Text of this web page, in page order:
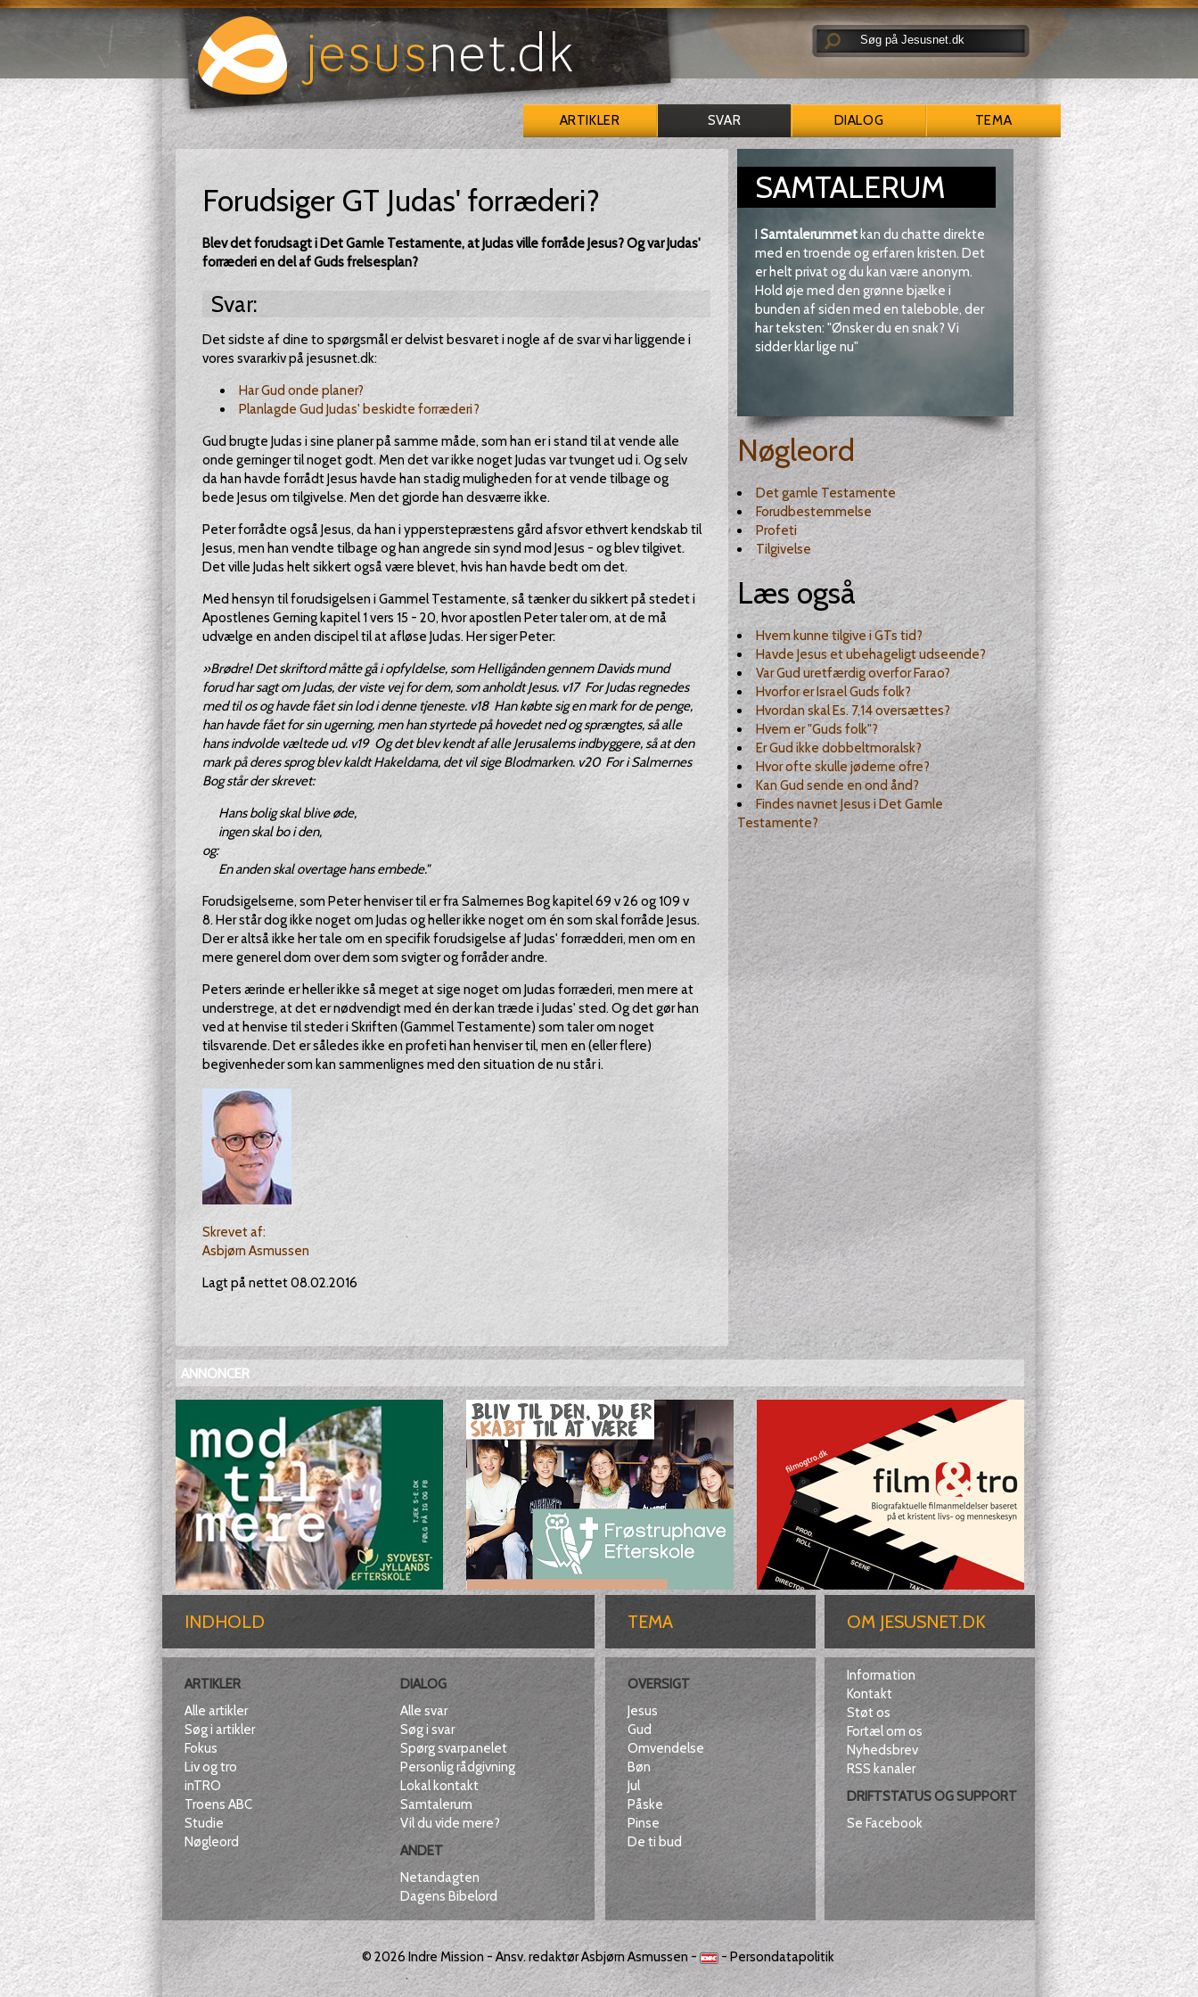
ARTIKLER SVAR DIALOG TEMA
Forudsiger GT Judas' forræderi?
Blev det forudsagt i Det Gamle Testamente, at Judas ville forråde Jesus? Og var Judas'
forræderi en del af Guds frelsesplan?
Svar:
Det sidste af dine to spørgsmål er delvist besvaret i nogle af de svar vi har liggende i
vores svararkiv på jesusnet.dk:
Har Gud onde planer?
Planlagde Gud Judas' beskidte forræderi?
Gud brugte Judas i sine planer på samme måde, som han er i stand til at vende alle
onde gerninger til noget godt. Men det var ikke noget Judas var tvunget ud i. Og selv
da han havde forrådt Jesus havde han stadig muligheden for at vende tilbage og
bede Jesus om tilgivelse. Men det gjorde han desværre ikke.
Peter forrådte også Jesus, da han i ypperstepræstens gård afsvor ethvert kendskab til
Jesus, men han vendte tilbage og han angrede sin synd mod Jesus - og blev tilgivet.
Det ville Judas helt sikkert også være blevet, hvis han havde bedt om det.
Med hensyn til forudsigelsen i Gammel Testamente, så tænker du sikkert på stedet i
Apostlenes Gerning kapitel 1 vers 15 - 20, hvor apostlen Peter taler om, at de må
udvælge en anden discipel til at afløse Judas. Her siger Peter:
»Brødre! Det skriftord måtte gå i opfyldelse, som Helligånden gennem Davids mund
forud har sagt om Judas, der viste vej for dem, som anholdt Jesus. v17 For Judas regnedes
med til os og havde fået sin lod i denne tjeneste. v18 Han købte sig en mark for de penge,
han havde fået for sin ugerning, men han styrtede på hovedet ned og sprængtes, så alle
hans indvolde væltede ud. v19 Og det blev kendt af alle Jerusalems indbyggere, så at den
mark på deres sprog blev kaldt Hakeldama, det vil sige Blodmarken. v20 For i Salmernes
Bog står der skrevet:
Hans bolig skal blive øde,
ingen skal bo i den,
og:
En anden skal overtage hans embede."
Forudsigelserne, som Peter henviser til er fra Salmernes Bog kapitel 69 v 26 og 109 v
8. Her står dog ikke noget om Judas og heller ikke noget om én som skal forråde Jesus.
Der er altså ikke her tale om en specifik forudsigelse af Judas' forrædderi, men om en
mere generel dom over dem som svigter og forråder andre.
Peters ærinde er heller ikke så meget at sige noget om Judas forræderi, men mere at
understrege, at det er nødvendigt med én der kan træde i Judas' sted. Og det gør han
ved at henvise til steder i Skriften (Gammel Testamente) som taler om noget
tilsvarende. Det er således ikke en profeti han henviser til, men en (eller flere)
begivenheder som kan sammenlignes med den situation de nu står i.
Skrevet af:
Asbjørn Asmussen
Lagt på nettet 08.02.2016
SAMTALERUM
I Samtalerummetkan du chatte direkte
med en troende og erfaren kristen. Det
er helt privat og du kan være anonym.
Hold øje med den grønne bjælke i
bunden af siden med en taleboble, der
har teksten: "Ønsker du en snak? Vi
sidder klar lige nu"
Nøgleord
Det gamle Testamente
Forudbestemmelse
Profeti
Tilgivelse
Læs også
Hvem kunne tilgive i GTs tid?
Havde Jesus et ubehageligt udseende?
Var Gud uretfærdig overfor Farao?
Hvorfor er Israel Guds folk?
Hvordan skal Es. 7,14 oversættes?
Hvem er "Guds folk"?
Er Gud ikke dobbeltmoralsk?
Hvor ofte skulle jøderne ofre?
Kan Gud sende en ond ånd?
Findes navnet Jesus i Det Gamle
Testamente?
ANNONCER
INDHOLD
ARTIKLER
Alle artikler
Søg i artikler
Fokus
Liv og tro
inTRO
Troens ABC
Studie
Nøgleord
DIALOG
Alle svar
Søg i svar
Spørg svarpanelet
Personlig rådgivning
Lokal kontakt
Samtalerum
Vil du vide mere?
ANDET
Netandagten
Dagens Bibelord
TEMA
OVERSIGT
Jesus
Gud
Omvendelse
Bøn
Jul
Påske
Pinse
De ti bud
OM JESUSNET.DK
Information
Kontakt
Støt os
Fortæl om os
Nyhedsbrev
RSS kanaler
DRIFTSTATUS OG SUPPORT
Se Facebook
© 2026Indre Mission - Ansv. redaktør Asbjørn Asmussen - -Persondatapolitik